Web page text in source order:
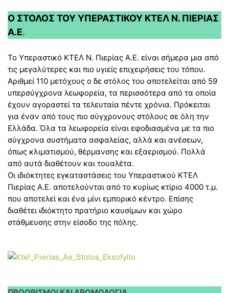
Ο ΣΤΟΛΟΣ ΤΟΥ ΥΠΕΡΑΣΤΙΚΟΥ ΚΤΕΛ Ν. ΠΙΕΡΙΑΣ
Α.Ε.
Το Υπεραστικό ΚΤΕΛ Ν. Πιερίας Α.Ε. είναι σήμερα μια από
τις μεγαλύτερες και πιο υγιείς επιχειρήσεις του τόπου.
Αριθμεί 110 μετόχους ο δε στόλος του αποτελείται από 59
υπερσύγχρονα λεωφορεία, τα περισσότερα από τα οποία
έχουν αγοραστεί τα τελευταία πέντε χρόνια. Πρόκειται
για έναν από τους πιο σύγχρονους στόλους σε όλη την
Ελλάδα. Όλα τα λεωφορεία είναι εφοδιασμένα με τα πιο
σύγχρονα συστήματα ασφαλείας, αλλά και ανέσεων,
όπως κλιματισμού, θέρμανσης και εξαερισμού. Πολλά
από αυτά διαθέτουν και τουαλέτα.
Οι ιδιόκτητες εγκαταστάσεις του Υπεραστικού ΚΤΕΛ
Πιερίας Α.Ε. αποτελούνται από το κυρίως κτίριο 4000 τ.μ.
που αποτελεί και ένα μίνι εμπορικό κέντρο. Επίσης
διαθέτει ιδιόκτητο πρατήριο καυσίμων και χώρο
στάθμευσης στην είσοδο της πόλης.